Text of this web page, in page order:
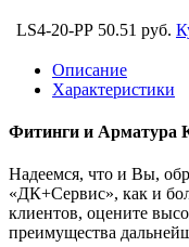
LS4-20-PP 50.51 руб.
Описание
Характеристики
Фитинги и Арматура
Надеемся, что и Вы,
«ДК+Сервис», как и
клиентов, оцените
преимущества